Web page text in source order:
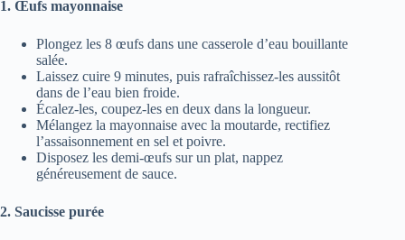
1. Œufs mayonnaise
Plongez les 8 œufs dans une casserole d’eau bouillante
salée.
Laissez cuire 9 minutes, puis rafraîchissez-les aussitôt
dans de l’eau bien froide.
Écalez-les, coupez-les en deux dans la longueur.
Mélangez la mayonnaise avec la moutarde, rectifiez
l’assaisonnement en sel et poivre.
Disposez les demi-œufs sur un plat, nappez
généreusement de sauce.
2. Saucisse purée